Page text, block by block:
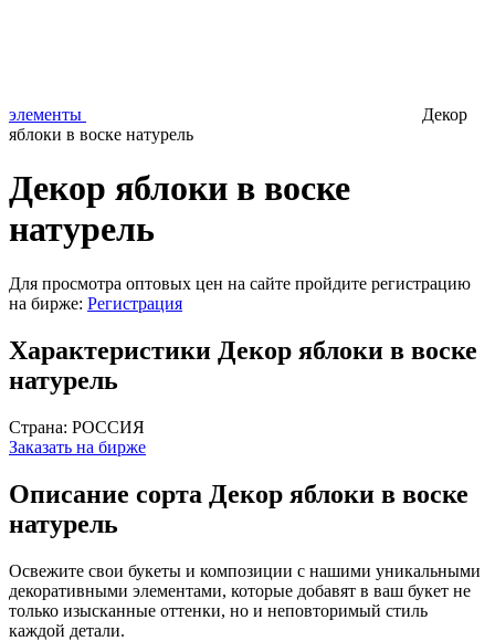
элементы
Декор
яблоки в воске натурель
Декор яблоки в воске
натурель
Для просмотра оптовых цен на сайте пройдите регистрацию
на бирже: Регистрация
Характеристики Декор яблоки в воске
натурель
Страна: РОССИЯ
Заказать на бирже
Описание сорта Декор яблоки в воске
натурель
Освежите свои букеты и композиции с нашими уникальными
декоративными элементами, которые добавят в ваш букет не
только изысканные оттенки, но и неповторимый стиль
каждой детали.